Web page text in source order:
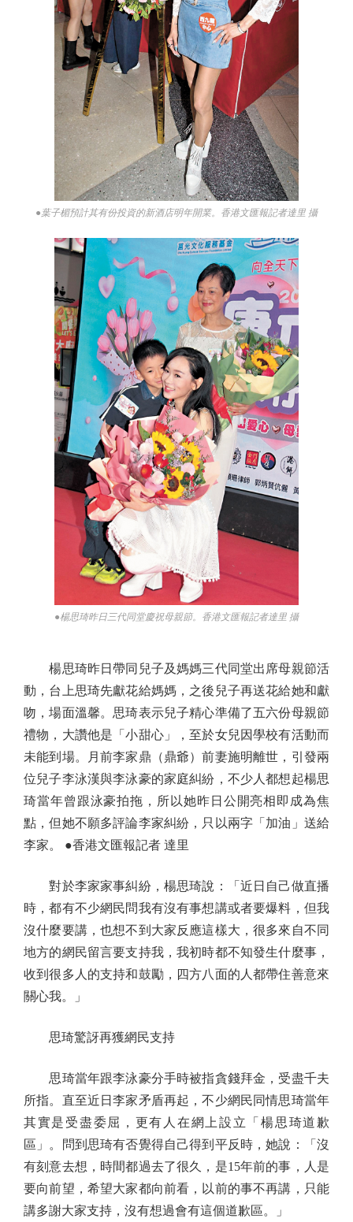
●葉子楣預計其有份投資的新酒店明年開業。香港文匯報記者達里 攝
●楊思琦昨日三代同堂慶祝母親節。香港文匯報記者達里 攝
楊思琦昨日帶同兒子及媽媽三代同堂出席母親節活
動，台上思琦先獻花給媽媽，之後兒子再送花給她和獻
吻，場面溫馨。思琦表示兒子精心準備了五六份母親節
禮物，大讚他是「小甜心」，至於女兒因學校有活動而
未能到場。月前李家鼎（鼎爺）前妻施明離世，引發兩
位兒子李泳漢與李泳豪的家庭糾紛，不少人都想起楊思
琦當年曾跟泳豪拍拖，所以她昨日公開亮相即成為焦
點，但她不願多評論李家糾紛，只以兩字「加油」送給
李家。 ●香港文匯報記者 達里
對於李家家事糾紛，楊思琦說：「近日自己做直播
時，都有不少網民問我有沒有事想講或者要爆料，但我
沒什麼要講，也想不到大家反應這樣大，很多來自不同
地方的網民留言要支持我，我初時都不知發生什麼事，
收到很多人的支持和鼓勵，四方八面的人都帶住善意來
關心我。」
思琦驚訝再獲網民支持
思琦當年跟李泳豪分手時被指貪錢拜金，受盡千夫
所指。直至近日李家矛盾再起，不少網民同情思琦當年
其實是受盡委屈，更有人在網上設立「楊思琦道歉
區」。問到思琦有否覺得自己得到平反時，她說：「沒
有刻意去想，時間都過去了很久，是15年前的事，人是
要向前望，希望大家都向前看，以前的事不再講，只能
講多謝大家支持，沒有想過會有這個道歉區。」